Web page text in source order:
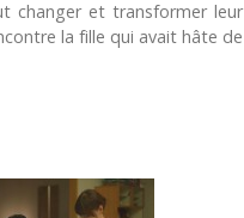
changer et transformer leur
la fille qui avait hâte de